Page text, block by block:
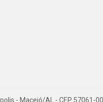
- Maceió/AL - CEP 57061-